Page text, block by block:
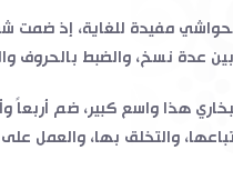
مفيدة للغاية، إذ ضمت
بين عدة نسخ، والضبط بالحروف
هذا واسع كبير، ضم
والتخلق بها، والعمل